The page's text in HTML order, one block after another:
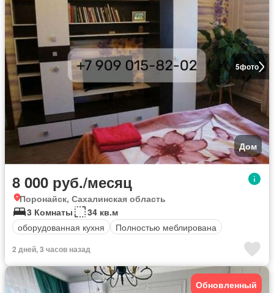
5фото
Дом
8 000 руб./месяц
Поронайск, Сахалинская область
3 Комнаты
34 кв.м
оборудованная кухня
Полностью меблирована
2 дней, 3 часов назад
Обновленный